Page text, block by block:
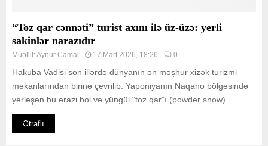
“Toz qar cənnəti” turist axını ilə üz-üzə: yerli
sakinlər narazıdır
Müəllif:Aynur Camal 17 Mart 2026, 18:26 0
Hakuba Vadisi son illərdə dünyanın ən məşhur xizək turizmi
məkanlarından birinə çevrilib. Yaponiyanın Naqano bölgəsində
yerləşən bu ərazi bol və yüngül “toz qar”ı (powder snow)...
Ətraflı